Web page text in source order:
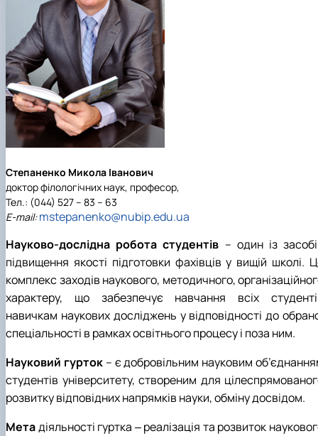
Степаненко Микола Іванович
доктор філологічних наук, професор,
Тел.: (044) 527 – 83 – 63
Е-mail:mstepanenko@nubip.edu.ua
Науково-дослідна робота студентів – один із
підвищення якості підготовки фахівців у вищій школі.
комплекс заходів наукового, методичного,
характеру, що забезпечує навчання всіх
навичкам наукових досліджень у відповідності до
спеціальності в рамках освітнього процесу і поза ним.
Науковий гурток– є добровільним науковим
студентів університету, створеним для
розвитку відповідних напрямків науки, обміну досвідом.
Метадіяльності гуртка ‒ реалізація та розвиток